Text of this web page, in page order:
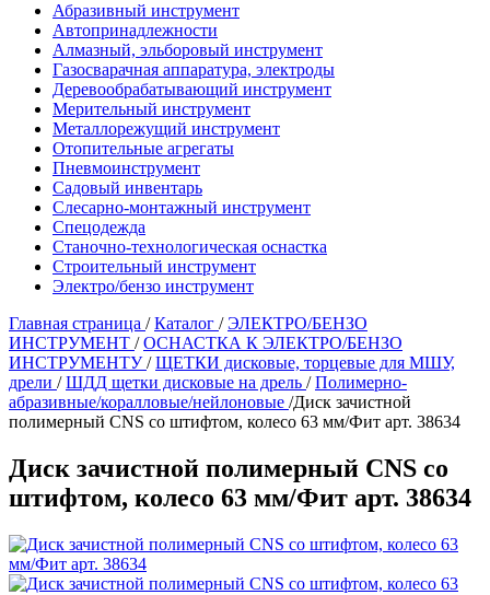
Абразивный инструмент
Автопринадлежности
Алмазный, эльборовый инструмент
Газосварачная аппаратура, электроды
Деревообрабатывающий инструмент
Мерительный инструмент
Металлорежущий инструмент
Отопительные агрегаты
Пневмоинструмент
Садовый инвентарь
Слесарно-монтажный инструмент
Спецодежда
Станочно-технологическая оснастка
Строительный инструмент
Электро/бензо инструмент
Главная страница / Каталог / ЭЛЕКТРО/БЕНЗО
ИНСТРУМЕНТ / ОСНАСТКА К ЭЛЕКТРО/БЕНЗО
ИНСТРУМЕНТУ/ ЩЕТКИ дисковые, торцевые для МШУ,
дрели / ШДД щетки дисковые на дрель / Полимерно-
абразивные/коралловые/нейлоновые /Диск зачистной
полимерный CNS со штифтом, колесо 63 мм/Фит арт. 38634
Диск зачистной полимерный CNS со
штифтом, колесо 63 мм/Фит арт. 38634